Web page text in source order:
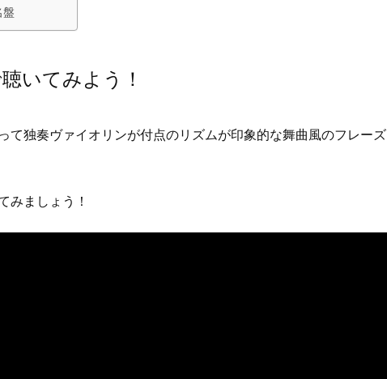
盤
いてみよう！
て独奏ヴァイオリンが付点のリズムが印象的な舞曲風のフレーズ
みましょう！